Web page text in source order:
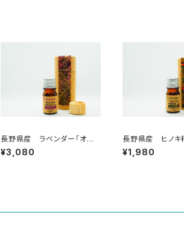
長野県産 ラベンダー「オカ
ムラサキ」精油 5ml
¥3,080
長野県産 ヒノ
葉 5ml
¥1,980